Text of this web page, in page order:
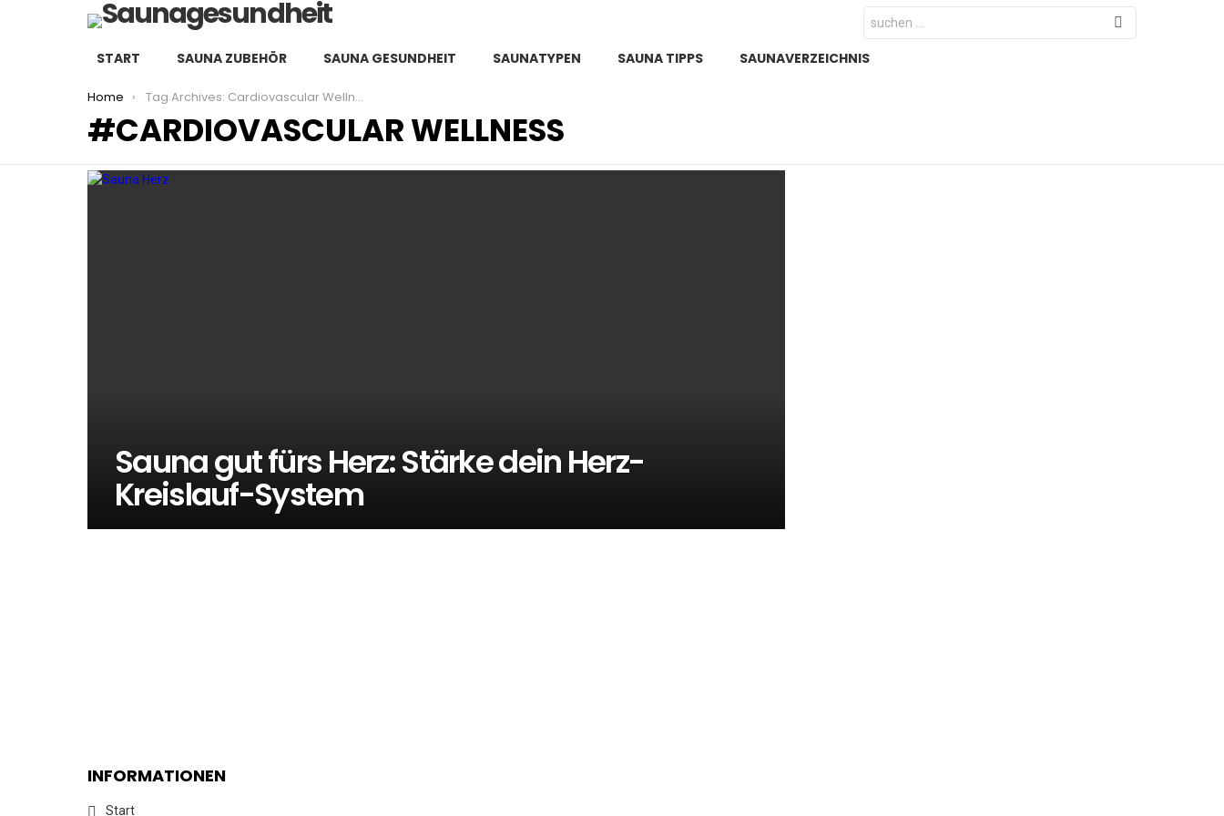
Search
for:
START SAUNA ZUBEHÖR SAUNA GESUNDHEIT SAUNATYPEN SAUNA TIPPS SAUNAVERZEICHNIS
You are here:
Home Tag Archives: Cardiovascular Wellness
CARDIOVASCULAR WELLNESS
LATEST
Sauna gut fürs Herz: Stärke dein Herz-
Kreislauf-System
INFORMATIONEN
Start